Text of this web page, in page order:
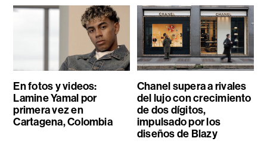
En fotos y videos:
Lamine Yamal por
primera vez en
Cartagena, Colombia
Chanel supera a rivales
del lujo con crecimiento
de dos dígitos,
impulsado por los
diseños de Blazy